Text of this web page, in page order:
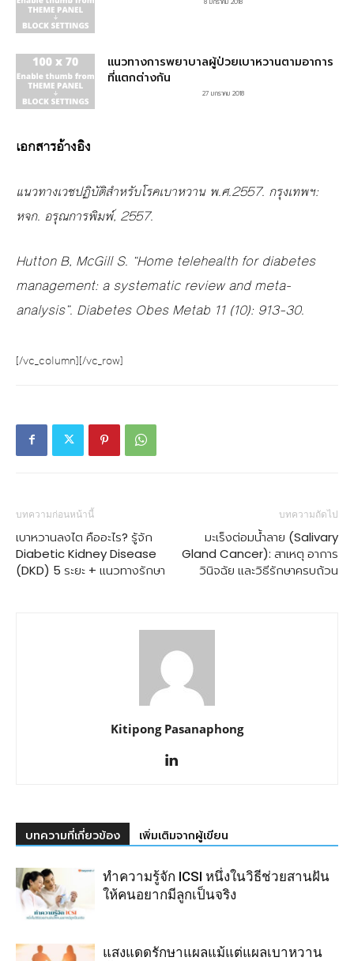
แนวทางการพยาบาลผู้ป่วยเบาหวานตามอาการ
ที่แตกต่างกัน
27 มกราคม 2018
เอกสารอ้างอิง
แนวทางเวชปฏิบัติสำหรับโรคเบาหวาน พ.ศ.2557. กรุงเทพฯ:
หจก. อรุณการพิมพ์, 2557.
Hutton B, McGill S. “Home telehealth for diabetes
management: a systematic review and meta-
analysis”. Diabetes Obes Metab 11 (10): 913–30.
[/vc_column][/vc_row]
บทความก่อนหน้านี้
เบาหวานลงไต คืออะไร? รู้จัก
Diabetic Kidney Disease
(DKD) 5 ระยะ + แนวทางรักษา
บทความถัดไป
มะเร็งต่อมน้ำลาย (Salivary
Gland Cancer): สาเหตุ อาการ
วินิจฉัย และวิธีรักษาครบถ้วน
Kitipong Pasanaphong
บทความที่เกี่ยวข้อง เพิ่มเติมจากผู้เขียน
ทำความรู้จัก ICSI หนึ่งในวิธีช่วยสานฝัน
ให้คนอยากมีลูกเป็นจริง
แสงแดดรักษาแผลแม้แต่แผลเบาหวาน